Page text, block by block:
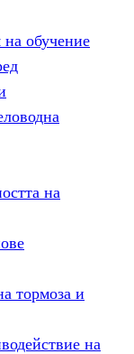
на обучение
на
тормоза и
на